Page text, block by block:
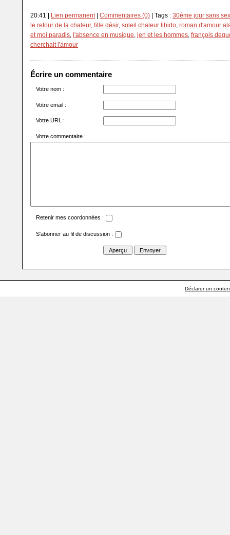
20:41 | Lien permanent | Commentaires (0) | Tags : 30ème jour sans
le retour de la chaleur, fille désir, soleil chaleur libido roman d'amour
et moi paradis l'absence en musique jen et les hommes françois
cherchait l'amour
Écrire un commentaire
Votre nom :
Votre email :
Votre URL :
Votre commentaire :
Retenir mes coordonnées :
S'abonner au fil de discussion :
Déclarer un